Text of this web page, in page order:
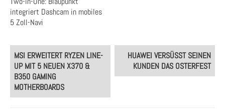
integriert Dashcam in mobiles
5 Zoll-Navi
Post
navigation
MSI ERWEITERT RYZEN LINE-
UP MIT 5 NEUEN X370 &
B350 GAMING
MOTHERBOARDS
HUAWEI VERSÜSST SEINEN K
UNDEN DAS OSTERFEST